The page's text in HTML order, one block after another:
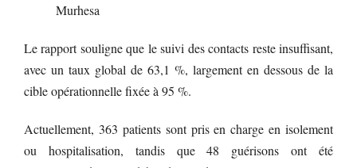
Murhesa
Le rapport souligne que le suivi des contacts reste insuffisant,
avec un taux global de 63,1 %, largement en dessous de la
cible opérationnelle fixée à 95 %.
Actuellement, 363 patients sont pris en charge en isolement
ou hospitalisation, tandis que 48 guérisons ont été